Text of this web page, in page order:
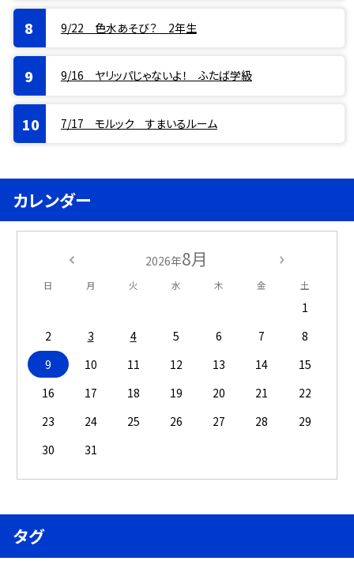
9/22 色水あそび？ 2年生
9/16 ヤリッパじゃないよ！ ふたば学級
7/17 モルック すまいるルーム
カレンダー
2026年8月
日 月 火 水 木 金 土
1
2
3 4 5 6 7
8
9
10 11 12 13 14
15
16
17 18 19 20 21
22
23
24 25 26 27 28
29
30
31
タグ